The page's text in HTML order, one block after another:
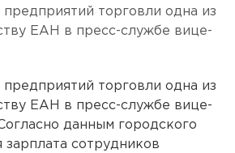
торговли одна из
ЕАН в пресс-службе вице-
торговли одна из
ЕАН в пресс-службе вице-
данным городского
зарплата сотрудников